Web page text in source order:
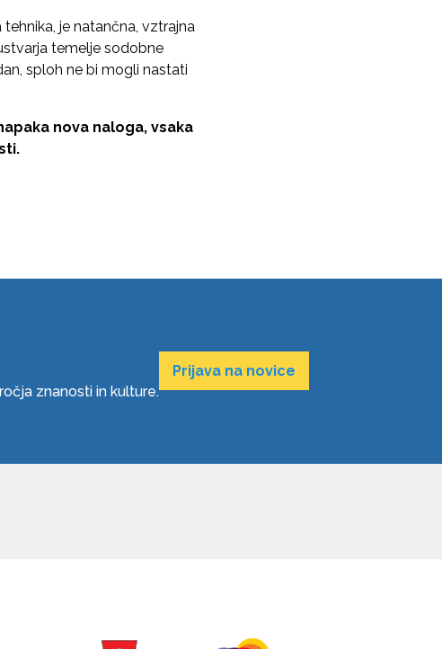
je natančna, vztrajna
temelje sodobne
sploh ne bi mogli nastati
nova naloga, vsaka
znanosti in kulture.
Prijava na novice